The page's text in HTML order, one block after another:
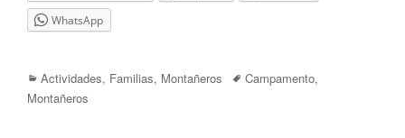
WhatsApp
Categorías
Actividades, Familias, Montañeros Etiquetas
Campamento,
Montañeros